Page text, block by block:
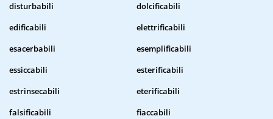
disturbabili
dolcificabili
edificabili
elettrificabili
esacerbabili
esemplificabili
essiccabili
esterificabili
estrinsecabili
eterificabili
falsificabili
fiaccabili